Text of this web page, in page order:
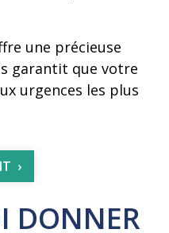
une précieuse
garantit que votre
urgences les plus
DONNER